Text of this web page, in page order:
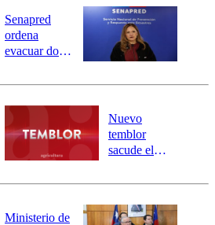
Senapred
ordena
evacuar dos
Carahue por
río Damas:
activa
mensajería
SAE
Nuevo
temblor
sacude el
revisa la
epicentro
Ministerio de